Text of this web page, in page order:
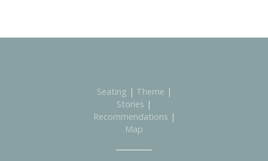
Seating | Theme |
Stories |
Recommendations |
Map